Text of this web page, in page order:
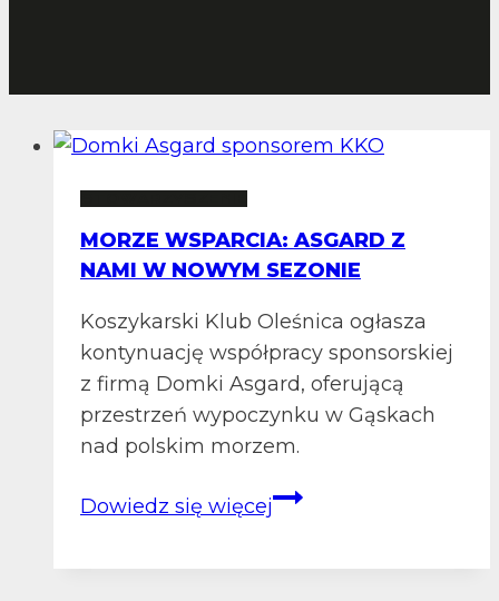
MORZE WSPARCIA: ASGARD Z
NAMI W NOWYM SEZONIE
Koszykarski Klub Oleśnica ogłasza
kontynuację współpracy sponsorskiej
z firmą Domki Asgard, oferującą
przestrzeń wypoczynku w Gąskach
nad polskim morzem.
Dowiedz się więcejMORZE